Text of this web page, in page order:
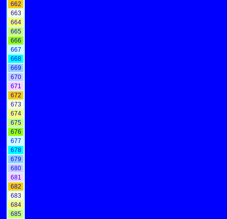
662
663
664
665
666
667
668
669
670
671
672
673
674
675
676
677
678
679
680
681
682
683
684
685